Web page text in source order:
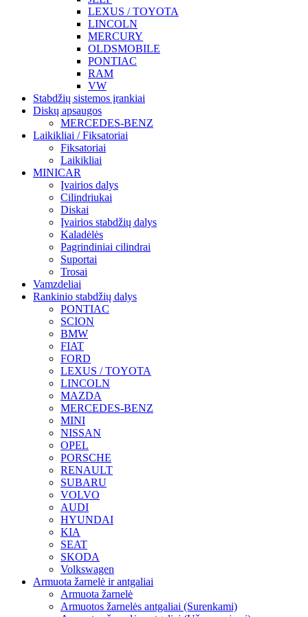
LEXUS / TOYOTA
LINCOLN
MERCURY
OLDSMOBILE
PONTIAC
RAM
VW
Stabdžių sistemos įrankiai
Diskų apsaugos
MERCEDES-BENZ
Laikikliai / Fiksatoriai
Fiksatoriai
Laikikliai
MINICAR
Įvairios dalys
Cilindriukai
Diskai
Įvairios stabdžių dalys
Kaladėlės
Pagrindiniai cilindrai
Suportai
Trosai
Vamzdeliai
Rankinio stabdžių dalys
PONTIAC
SCION
BMW
FIAT
FORD
LEXUS / TOYOTA
LINCOLN
MAZDA
MERCEDES-BENZ
MINI
NISSAN
OPEL
PORSCHE
RENAULT
SUBARU
VOLVO
AUDI
HYUNDAI
KIA
SEAT
SKODA
Volkswagen
Armuota žarnelė ir antgaliai
Armuota žarnelė
Armuotos žarnelės antgaliai (Surenkami)